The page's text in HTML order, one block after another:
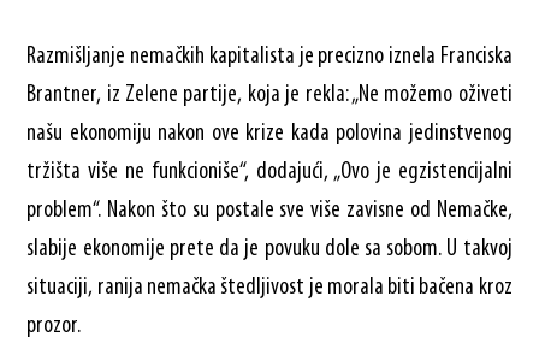
Razmišljanje nemačkih kapitalista je precizno iznela Franciska
Brantner, iz Zelene partije, koja je rekla: „Ne možemo oživeti
našu ekonomiju nakon ove krize kada polovina jedinstvenog
tržišta više ne funkcioniše“, dodajući, „Ovo je egzistencijalni
problem“. Nakon što su postale sve više zavisne od Nemačke,
slabije ekonomije prete da je povuku dole sa sobom. U takvoj
situaciji, ranija nemačka štedljivost je morala biti bačena kroz
prozor.